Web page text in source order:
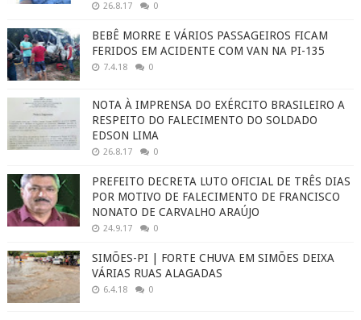
26.8.17 0
BEBÊ MORRE E VÁRIOS PASSAGEIROS FICAM
FERIDOS EM ACIDENTE COM VAN NA PI-135
7.4.18 0
NOTA À IMPRENSA DO EXÉRCITO BRASILEIRO A
RESPEITO DO FALECIMENTO DO SOLDADO
EDSON LIMA
26.8.17 0
PREFEITO DECRETA LUTO OFICIAL DE TRÊS DIAS
POR MOTIVO DE FALECIMENTO DE FRANCISCO
NONATO DE CARVALHO ARAÚJO
24.9.17 0
SIMÕES-PI | FORTE CHUVA EM SIMÕES DEIXA
VÁRIAS RUAS ALAGADAS
6.4.18 0